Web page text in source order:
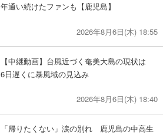
年通い続けたファンも【鹿児島】
2026年8月6日(木) 18:55
【中継動画】台風近づく奄美大島の現状は
6日遅くに暴風域の見込み
2026年8月6日(木) 18:40
「帰りたくない」涙の別れ 鹿児島の中高生